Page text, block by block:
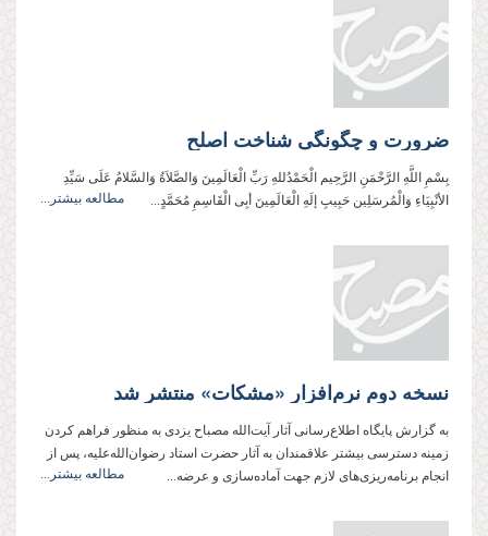
ضرورت و چگونگی شناخت اصلح
بِسْمِ اللَّهِ الرَّحْمَنِ الرَّحِیم الْحَمْدُللهِ رَبِّ الْعَالَمِینَ وَالصَّلاَةُ وَالسَّلامُ عَلَی سَیِّدِ
الأنْبِیَاءِ وَالْمُرسَلِین حَبِیبِ إلَهِ الْعَالَمِینَ أبِی الْقَاسِمِ مُحَمَّدٍ...
مطالعه بیشتر...
نسخه دوم نرم‌افزار «مشكات» منتشر شد
به گزارش پایگاه اطلاع‌رسانی آثار آیت‌الله مصباح یزدی به منظور فراهم کردن
زمینه دسترسی بیشتر علاقمندان به آثار حضرت استاد رضوان‌الله‌عليه، پس از
انجام برنامه‌ریزی‌های لازم جهت آماده‌سازی و عرضه...
مطالعه بیشتر...